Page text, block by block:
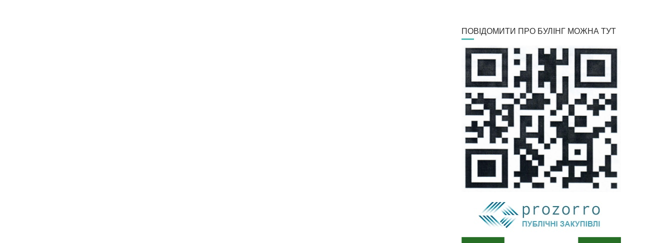
ПОВІДОМИТИ ПРО БУЛІНГ МОЖНА ТУТ